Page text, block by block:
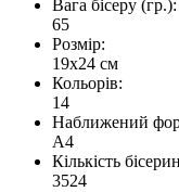
Вага бісеру (гр.):
65
Розмір:
19x24 см
Кольорів:
14
Наближений
A4
Кількість
3524